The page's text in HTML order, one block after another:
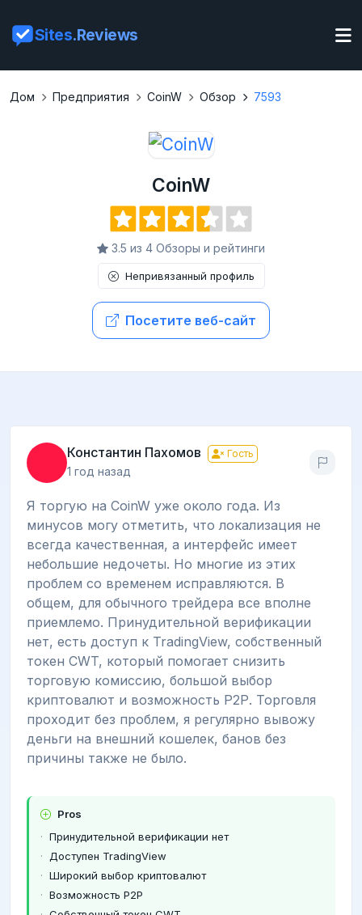
Sites.Reviews
Дом Предприятия CoinW Обзор 7593
CoinW
3.5 из 4 Обзоры и рейтинги
Непривязанный профиль
Посетите веб-сайт
Константин Пахомов Гость
1 год назад
Я торгую на CoinW уже около года. Из
минусов могу отметить, что локализация не
всегда качественная, а интерфейс имеет
небольшие недочеты. Но многие из этих
проблем со временем исправляются. В
общем, для обычного трейдера все вполне
приемлемо. Принудительной верификации
нет, есть доступ к TradingView, собственный
токен CWT, который помогает снизить
торговую комиссию, большой выбор
криптовалют и возможность Р2Р. Торговля
проходит без проблем, я регулярно вывожу
деньги на внешний кошелек, банов без
причины также не было.
Pros
Принудительной верификации нет
Доступен TradingView
Широкий выбор криптовалют
Возможность Р2Р